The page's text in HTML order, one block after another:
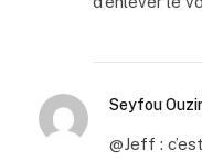
Seyfou
@Jeff :